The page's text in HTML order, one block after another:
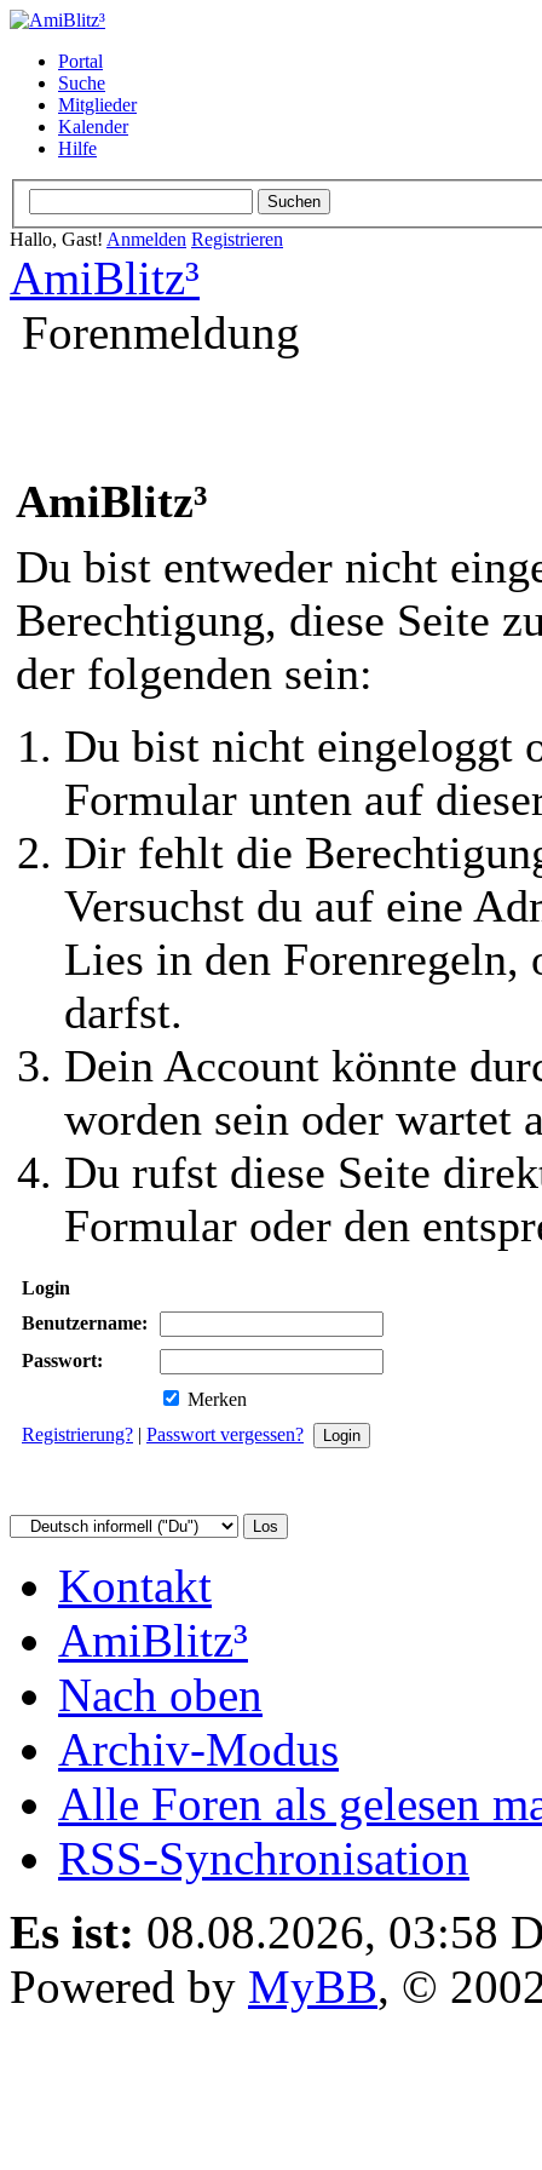
Portal
Suche
Mitglieder
Kalender
Hilfe
Hallo, Gast! Anmelden Registrieren
AmiBlitz³
Forenmeldung
AmiBlitz³
Du bist entweder nicht
Berechtigung, diese Seite
der folgenden sein:
Du bist nicht eingeloggt
Formular unten auf
Dir fehlt die
Versuchst du auf eine
Lies in den Forenregeln,
darfst.
Dein Account könnte
worden sein oder wartet
Du rufst diese Seite
Formular oder den
Login
Benutzername:
Passwort:
Merken
Registrierung? | Passwort vergessen?
Kontakt
AmiBlitz³
Nach oben
Archiv-Modus
Alle Foren als gelesen
RSS-Synchronisation
Es ist: 08.08.2026, 03:58
Powered by MyBB, ©